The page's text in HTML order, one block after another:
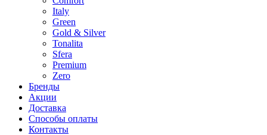
Italy
Green
Gold & Silver
Tonalita
Sfera
Premium
Zero
Бренды
Акции
Доставка
Способы оплаты
Контакты